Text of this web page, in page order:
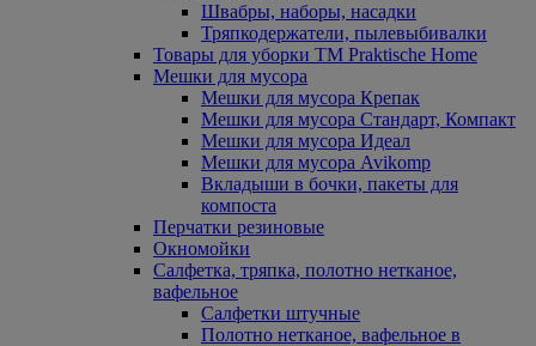
Швабры, наборы, насадки
Тряпкодержатели, пылевыбивалки
Товары для уборки ТМ Praktische Home
Мешки для мусора
Мешки для мусора Крепак
Мешки для мусора Стандарт, Компакт
Мешки для мусора Идеал
Мешки для мусора Avikomp
Вкладыши в бочки, пакеты для
компоста
Перчатки резиновые
Окномойки
Салфетка, тряпка, полотно нетканое,
вафельное
Салфетки штучные
Полотно нетканое, вафельное в